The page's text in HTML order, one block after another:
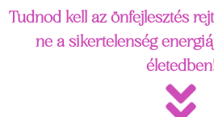
Tudnod kell az önfejlesztés
ne a sikertelenség